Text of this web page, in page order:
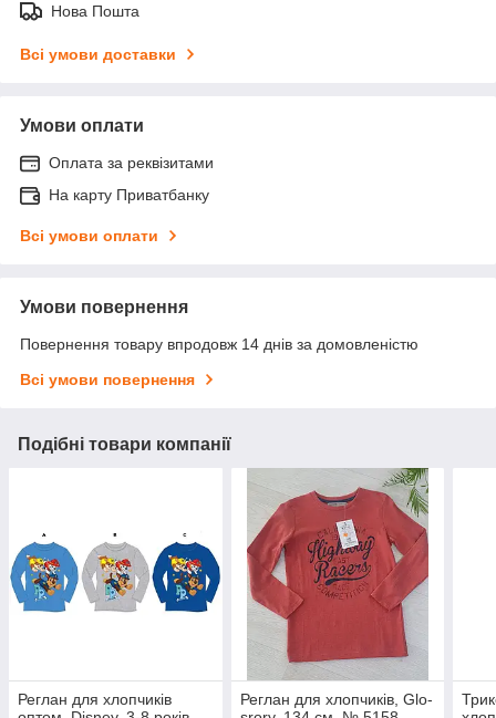
Нова Пошта
Всі умови доставки
Умови оплати
Оплата за реквізитами
На карту Приватбанку
Всі умови оплати
Умови повернення
Повернення товару впродовж 14 днів за домовленістю
Всі умови повернення
Подібні товари компанії
Реглан для хлопчиків
Реглан для хлопчиків, Glo-